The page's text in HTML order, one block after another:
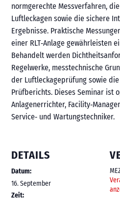
normgerechte Messverfahren,
Luftleckagen sowie die sichere
Ergebnisse. Praktische
einer RLT‑Anlage gewährleisten
Behandelt werden
Regelwerke, messtechnische
der Luftleckageprüfung sowie
Prüfberichts. Dieses Seminar ist
Anlagenerrichter,
Service‑ und Wartungstechniker.
DETAILS
Datum:
16. September
Zeit: